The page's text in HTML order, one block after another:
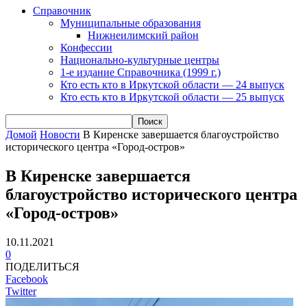
Справочник
Муниципальные образования
Нижнеилимский район
Конфессии
Национально-культурные центры
1-е издание Справочника (1999 г.)
Кто есть кто в Иркутской области — 24 выпуск
Кто есть кто в Иркутской области — 25 выпуск
Домой Новости В Киренске завершается благоустройство
исторического центра «Город-остров»
В Киренске завершается
благоустройство исторического центра
«Город-остров»
10.11.2021
0
ПОДЕЛИТЬСЯ
Facebook
Twitter